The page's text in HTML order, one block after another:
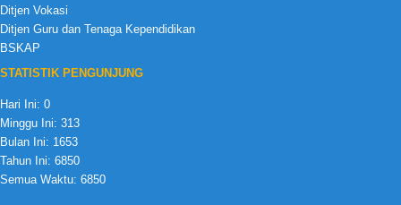
Ditjen Vokasi
Ditjen Guru dan Tenaga Kependidikan
BSKAP
STATISTIK PENGUNJUNG
Hari Ini: 0
Minggu Ini: 313
Bulan Ini: 1653
Tahun Ini: 6850
Semua Waktu: 6850